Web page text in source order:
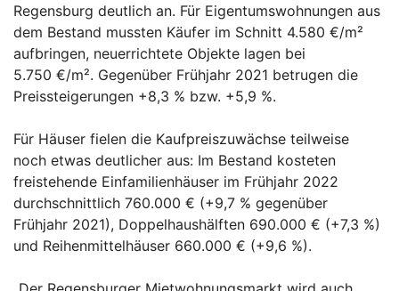
Regensburg deutlich an. Für Eigentumswohnungen aus
dem Bestand mussten Käufer im Schnitt 4.580 €/m²
aufbringen, neuerrichtete Objekte lagen bei
5.750 €/m². Gegenüber Frühjahr 2021 betrugen die
Preissteigerungen +8,3 % bzw. +5,9 %.
Für Häuser fielen die Kaufpreiszuwächse teilweise
noch etwas deutlicher aus: Im Bestand kosteten
freistehende Einfamilienhäuser im Frühjahr 2022
durchschnittlich 760.000 € (+9,7 % gegenüber
Frühjahr 2021), Doppelhaushälften 690.000 € (+7,3 %)
und Reihenmittelhäuser 660.000 € (+9,6 %).